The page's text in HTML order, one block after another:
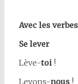
Avec les
Se lever
Lève-toi !
Levons-nous!